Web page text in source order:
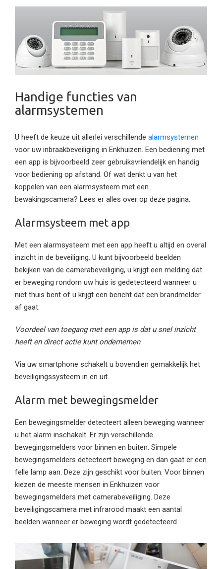
Handige functies van
alarmsystemen
U heeft de keuze uit allerlei verschillende alarmsystemen
voor uw inbraakbeveiliging in Enkhuizen. Een bediening met
een app is bijvoorbeeld zeer gebruiksvriendelijk en handig
voor bediening op afstand. Of wat denkt u van het
koppelen van een alarmsysteem met een
bewakingscamera? Lees er alles over op deze pagina.
Alarmsysteem met app
Met een alarmsysteem met een app heeft u altijd en overal
inzicht in de beveiliging. U kunt bijvoorbeeld beelden
bekijken van de camerabeveiliging, u krijgt een melding dat
er beweging rondom uw huis is gedetecteerd wanneer u
niet thuis bent of u krijgt een bericht dat een brandmelder
af gaat.
Voordeel van toegang met een app is dat u snel inzicht
heeft en direct actie kunt ondernemen
Via uw smartphone schakelt u bovendien gemakkelijk het
beveiligingssysteem in en uit.
Alarm met bewegingsmelder
Een bewegingsmelder detecteert alleen beweging wanneer
u het alarm inschakelt. Er zijn verschillende
bewegingsmelders voor binnen en buiten. Simpele
bewegingsmelders detecteert beweging en dan gaat er een
felle lamp aan. Deze zijn geschikt voor buiten. Voor binnen
kiezen de meeste mensen in Enkhuizen voor
bewegingsmelders met camerabeveiliging. Deze
beveiligingscamera met infrarood maakt een aantal
beelden wanneer er beweging wordt gedetecteerd.